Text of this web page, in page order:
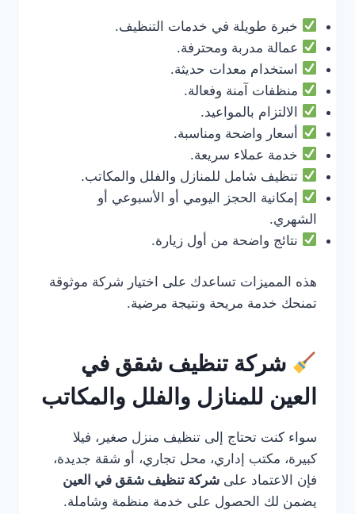
خبرة طويلة في خدمات التنظيف.
عمالة مدربة ومحترفة.
استخدام معدات حديثة.
منظفات آمنة وفعالة.
الالتزام بالمواعيد.
أسعار واضحة ومناسبة.
خدمة عملاء سريعة.
تنظيف شامل للمنازل والفلل والمكاتب.
إمكانية الحجز اليومي أو الأسبوعي أو
الشهري.
نتائج واضحة من أول زيارة.
هذه المميزات تساعدك على اختيار شركة موثوقة
تمنحك خدمة مريحة ونتيجة مرضية.
شركة تنظيف شقق في
العين للمنازل والفلل والمكاتب
سواء كنت تحتاج إلى تنظيف منزل صغير، فيلا
كبيرة، مكتب إداري، محل تجاري، أو شقة جديدة،
فإن الاعتماد على شركة تنظيف شقق في العين
يضمن لك الحصول على خدمة منظمة وشاملة.